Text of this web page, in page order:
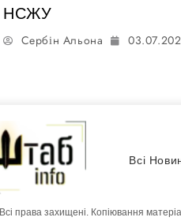
НСЖУ
Сербін Альона
Всі
Всі права захищені. Копіювання